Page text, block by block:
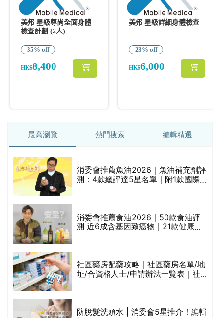
最高瀏覽 熱門搜索 編輯精選
消委會推薦魚油2026｜魚油補充劑評
測：4款總評達5星名單｜附1款國際
消委會推薦食油2026｜50款食油評
測 近6成含基因致癌物｜21款健康煮
社區藥房配藥攻略｜社區藥房名單/地
址/合資格人士/申請辦法一覽表｜社
防脫髮洗頭水 | 消委會5星推介！編輯